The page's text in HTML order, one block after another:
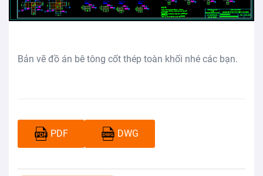
Bản vẽ đồ án bê tông cốt thép toàn khối nhé các bạn.
PDF DWG